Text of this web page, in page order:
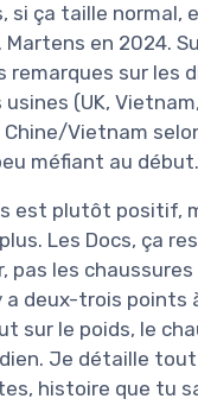
si ça taille normal,
Martens en 2024.
remarques sur les
(UK,
Chine/Vietnam
méfiant au début.
est plutôt positif,
Les Docs, ça
pas les
a deux-trois points
sur le poids, le
Je détaille
histoire que tu